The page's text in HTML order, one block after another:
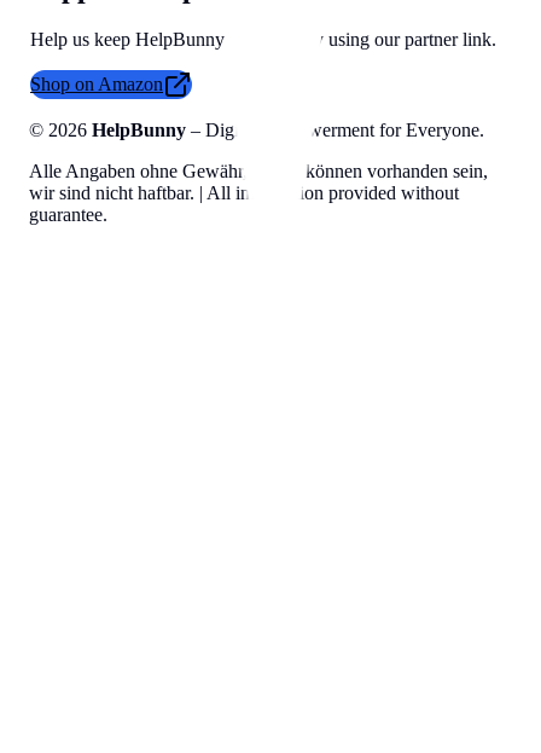
Help us keep HelpBunny tools free by using our partner link.
Shop on Amazon
© 2026 HelpBunny – Digital Empowerment for Everyone.
Alle Angaben ohne Gewähr, Fehler können vorhanden sein,
wir sind nicht haftbar. | All information provided without
guarantee.